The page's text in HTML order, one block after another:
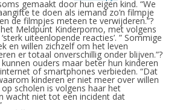
gemaakt door hun eigen kind. “We
te doen als iemand zo’n filmpje
de filmpjes meteen te verwijderen.”?
Meldpunt Kinderporno, met volgens
uiteenlopende reacties’. ” Sommige
en willen zichzelf om het leven
er totaal onverschillig onder blijven.”?
ouders maar beter hun kinderen
of smartphones verbieden. “Dat
kinderen er niet meer over willen
scholen is volgens haar het
wacht niet tot een incident dat